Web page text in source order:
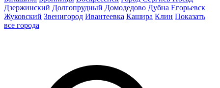
Дзержинский Долгопрудный Домодедово Дубна Егорьевск
Жуковский Звенигород Ивантеевка Кашира Клин Показать
все города